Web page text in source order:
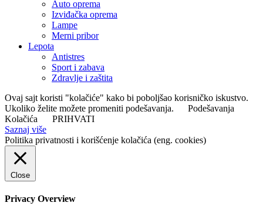
Auto oprema
Izviđačka oprema
Lampe
Merni pribor
Lepota
Antistres
Sport i zabava
Zdravlje i zaštita
Ovaj sajt koristi "kolačiće" kako bi poboljšao korisničko iskustvo.
Ukoliko želite možete promeniti podešavanja.
Podešavanja
Kolačića
PRIHVATI
Saznaj više
Politika privatnosti i korišćenje kolačića (eng. cookies)
Close
Privacy Overview